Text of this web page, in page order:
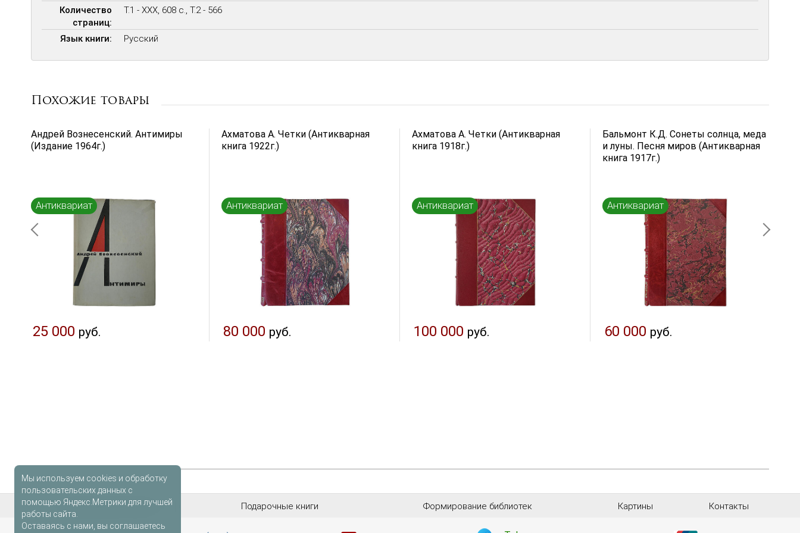
Количество
страниц:
Т.1 - XXX, 608 c., Т.2 - 566
Язык книги: Русский
Похожие товары
Андрей Вознесенский. Антимиры
(Издание 1964г.)
Антиквариат
25 000 руб.
Ахматова А. Четки (Антикварная
книга 1922г.)
Антиквариат
80 000 руб.
Ахматова А. Четки (Антикварная
книга 1918г.)
Антиквариат
100 000 руб.
Бальмонт К.Д. Сонеты солнца, меда
и луны. Песня миров (Антикварная
книга 1917г.)
Антиквариат
60 000 руб.
Антикварные книги Подарочные книги Формирование библиотек Картины Контакты
Мы используем cookies и обработку
пользовательских данных с
помощью Яндекс.Метрики для лучшей
работы сайта.
Оставаясь с нами, вы соглашаетесь